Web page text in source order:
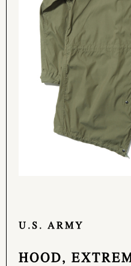
U.S. ARMY
HOOD,